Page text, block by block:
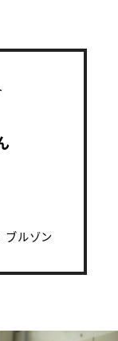
ブルゾン